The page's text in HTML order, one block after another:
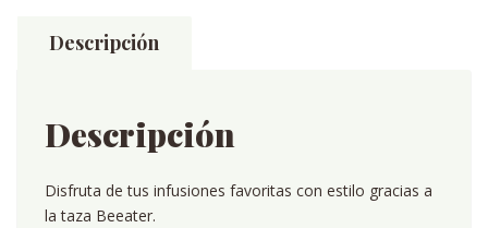
Descripción
Descripción
Disfruta de tus infusiones favoritas con estilo gracias a
la taza Beeater.